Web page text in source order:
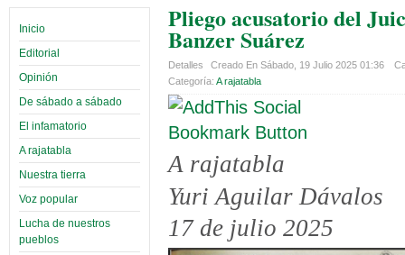
Inicio
Editorial
Opinión
De sábado a sábado
El infamatorio
A rajatabla
Nuestra tierra
Voz popular
Lucha de nuestros
pueblos
Pliego acusatorio del
Banzer Suárez
Detalles Creado En Sábado, 19 Julio 2025 01:36
Categoría: A rajatabla
A rajatabla
Yuri Aguilar Dávalos
17 de julio 2025